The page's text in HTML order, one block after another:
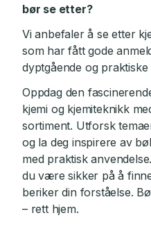
bør se etter?
Vi anbefaler å se etter
som har fått gode
dyptgående og
Oppdag den
kjemi og kjemiteknikk
sortiment. Utforsk
og la deg inspirere av
med praktisk
du være sikker på å
beriker din forståelse.
– rett hjem.